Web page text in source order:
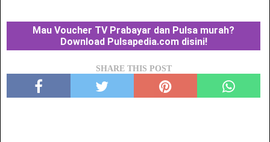
Mau Voucher TV Prabayar dan Pulsa murah?
Download Pulsapedia.com disini!
SHARE THIS POST